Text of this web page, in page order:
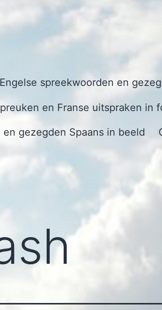
Engelse spreekwoorden en
en Franse uitspraken in
en gezegden Spaans in beeld